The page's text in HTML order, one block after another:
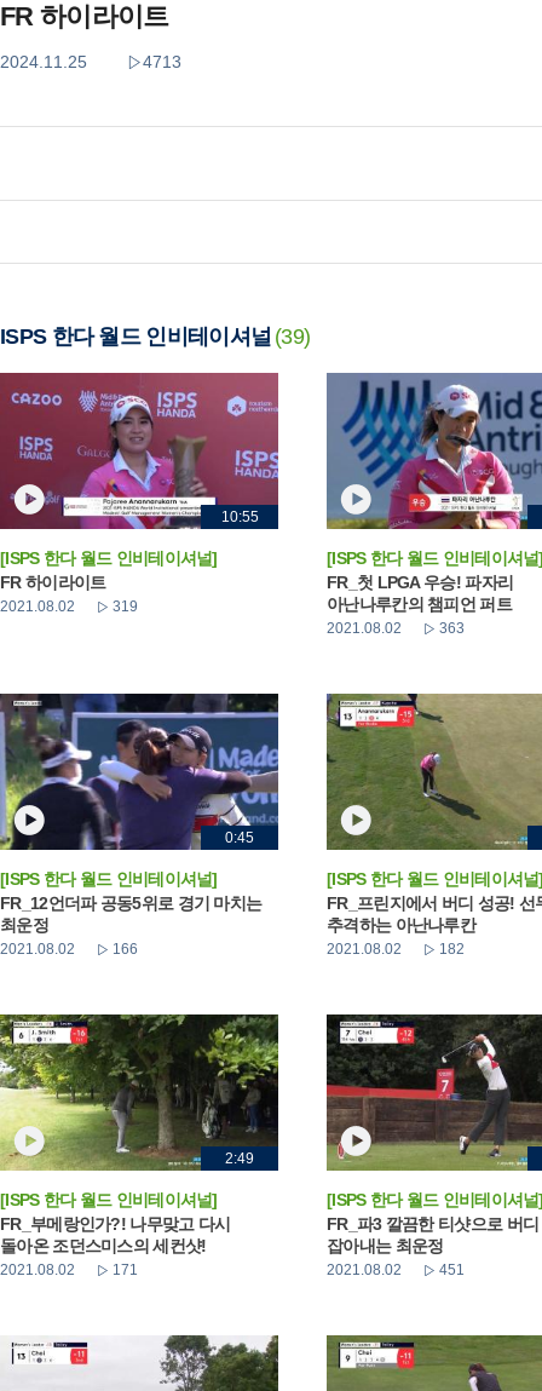
FR 하이라이트
2024.11.25 4713
ISPS 한다 월드 인비테이셔널 (39)
10:55
[ISPS 한다 월드 인비테이셔널]
FR 하이라이트
2021.08.02 319
[ISPS 한다 월드 인비테이셔
FR_첫 LPGA 우승! 파자리
아난나루칸의 챔피언 퍼트
2021.08.02 363
0:45
[ISPS 한다 월드 인비테이셔널]
FR_12언더파 공동5위로 경기 마치는
최운정
2021.08.02 166
[ISPS 한다 월드 인비테이셔
FR_프린지에서 버디 성공! 선
추격하는 아난나루칸
2021.08.02 182
2:49
[ISPS 한다 월드 인비테이셔널]
FR_부메랑인가?! 나무맞고 다시
돌아온 조던스미스의 세컨샷!
2021.08.02 171
[ISPS 한다 월드 인비테이셔
FR_파3 깔끔한 티샷으로 버디
잡아내는 최운정
2021.08.02 451